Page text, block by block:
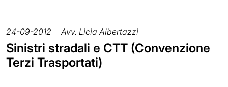
24-09-2012 Avv. Licia Albertazzi
Sinistri stradali e CTT (Convenzione
Terzi Trasportati)